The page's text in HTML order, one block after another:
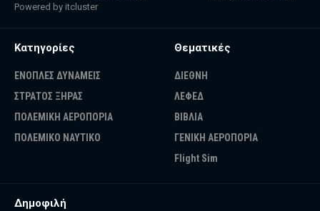
Powered by itcluster
Κατηγορίες
ΕΝΟΠΛΕΣ ΔΥΝΑΜΕΙΣ
ΣΤΡΑΤΟΣ ΞΗΡΑΣ
ΠΟΛΕΜΙΚΗ ΑΕΡΟΠΟΡΙΑ
ΠΟΛΕΜΙΚΟ ΝΑΥΤΙΚΟ
Θεματικές
ΔΙΕΘΝΗ
ΛΕΦΕΔ
ΒΙΒΛΙΑ
ΓΕΝΙΚΗ ΑΕΡΟΠΟΡΙΑ
Flight Sim
Δημοφιλή